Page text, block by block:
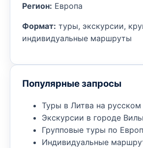
Регион: Европа
Формат: туры, экскурсии,
индивидуальные маршруты
Популярные запросы
Туры в Литва на русском
Экскурсии в городе
Групповые туры по
Индивидуальные